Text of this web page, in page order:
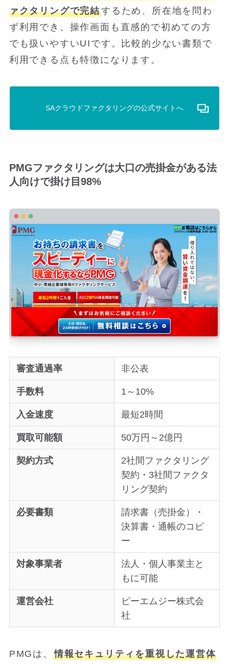
ァクタリングで完結するため、所在地を問わ
ず利用でき、操作画面も直感的で初めての方
でも扱いやすいUIです。比較的少ない書類で
利用できる点も特徴になります。
SAクラウドファクタリングの公式サイトへ
PMGファクタリングは大口の売掛金がある法
人向けで掛け目98%
審査通過率 非公表
手数料 1～10%
入金速度 最短2時間
買取可能額 50万円～2億円
契約方式
2社間ファクタリング
契約・3社間ファクタ
リング契約
必要書類
請求書（売掛金）・
決算書・通帳のコピ
ー
対象事業者
法人・個人事業主と
もに可能
運営会社
ピーエムジー株式会
社
PMGは、 情報セキュリティを重視した運営体